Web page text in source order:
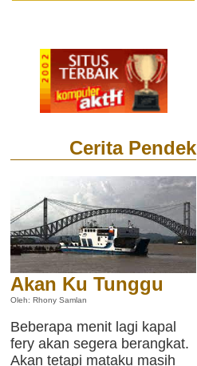
Cerita Pendek
Akan Ku Tunggu
Oleh: Rhony Samlan
Beberapa menit lagi kapal
fery akan segera berangkat.
Akan tetapi mataku masih